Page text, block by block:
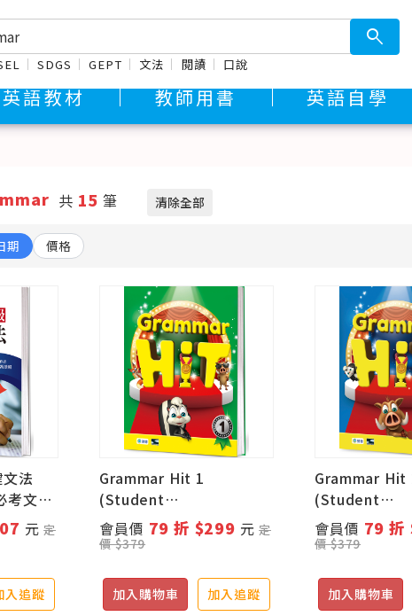
search
SDGS GEPT 文法 閱讀 口說
英語教材 教師用書 英語自學
清除全部
共 15 筆
期 價格
法
考文
元定
入追蹤
Grammar Hit 1
(Student
book+Workbook+線上
學習資源)
會員價 79 折 $299 元定
價 $379
加入購物車 加入追蹤
Grammar Hit
(Student
學習資源)
會員價 79 折
價 $379
加入購物車